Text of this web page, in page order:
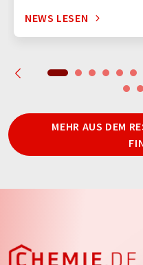
NEWS LESEN
MEHR AUS DEM